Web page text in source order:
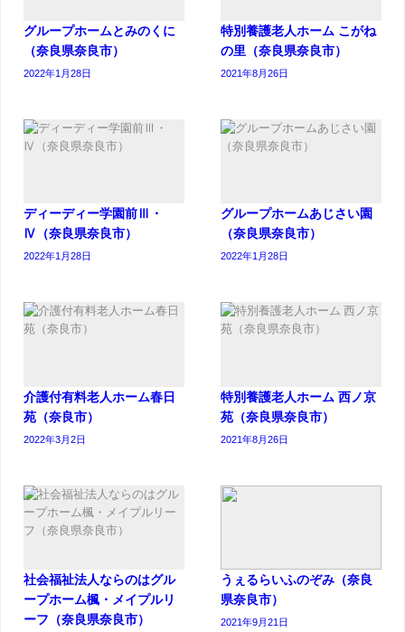
グループホームとみのくに
（奈良県奈良市）
2022年1月28日
特別養護老人ホーム こがね
の里（奈良県奈良市）
2021年8月26日
ディーディー学園前Ⅲ・
Ⅳ（奈良県奈良市）
2022年1月28日
グループホームあじさい園
（奈良県奈良市）
2022年1月28日
介護付有料老人ホーム春日
苑（奈良市）
2022年3月2日
特別養護老人ホーム 西ノ京
苑（奈良県奈良市）
2021年8月26日
社会福祉法人ならのはグル
ープホーム楓・メイプルリ
ーフ（奈良県奈良市）
うぇるらいふのぞみ（奈良
県奈良市）
2021年9月21日